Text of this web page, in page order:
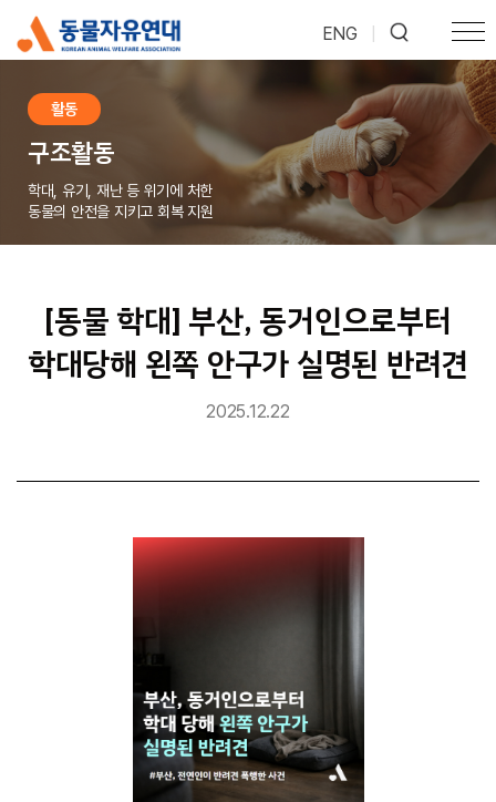
ENG
활동
구조활동
학대, 유기, 재난 등 위기에 처한
동물의 안전을 지키고 회복 지원
[동물 학대] 부산, 동거인으로부터
학대당해 왼쪽 안구가 실명된 반려견
2025.12.22